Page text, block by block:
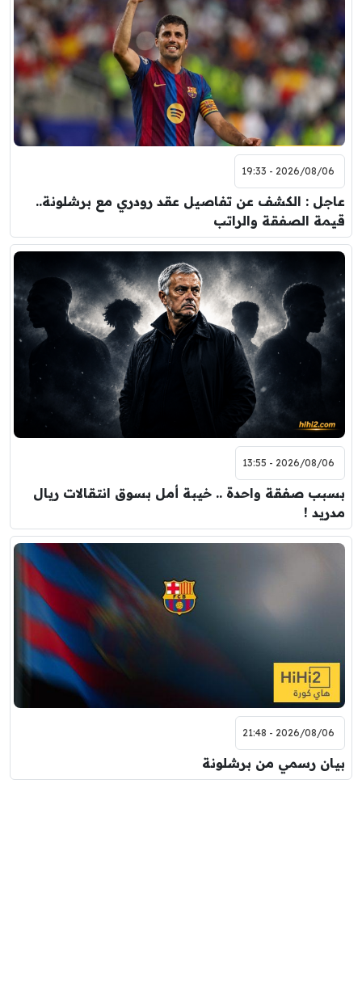
2026/08/06 - 19:33
عاجل : الكشف عن تفاصيل عقد رودري مع برشلونة..
قيمة الصفقة والراتب
2026/08/06 - 13:55
بسبب صفقة واحدة .. خيبة أمل بسوق انتقالات ريال
مدريد !
2026/08/06 - 21:48
بيان رسمي من برشلونة